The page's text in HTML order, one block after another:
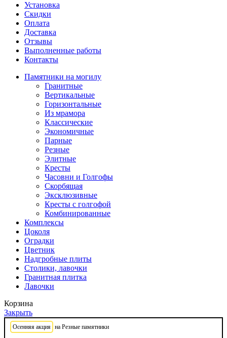
Установка
Скидки
Оплата
Доставка
Отзывы
Выполненные работы
Контакты
Памятники на могилу
Гранитные
Вертикальные
Горизонтальные
Из мрамора
Классические
Экономичные
Парные
Резные
Элитные
Кресты
Часовни и Голгофы
Скорбящая
Эксклюзивные
Кресты с голгофой
Комбинированные
Комплексы
Цоколя
Оградки
Цветник
Надгробные плиты
Столики, лавочки
Гранитная плитка
Лавочки
Корзина
Закрыть
Осенняя акция на Резные памятники